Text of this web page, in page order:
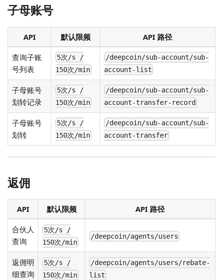
子母账号
API 默认限频 API 路径
查询子账
号列表
5次/s /
150次/min
/deepcoin/sub-account/sub-
account-list
子母账号
划转记录
5次/s /
150次/min
/deepcoin/sub-account/sub-
account-transfer-record
子母账号
划转
5次/s /
150次/min
/deepcoin/sub-account/sub-
account-transfer
返佣
API 默认限频 API 路径
合伙人
查询
5次/s /
150次/min
/deepcoin/agents/users
返佣明
细查询
5次/s /
150次/min
/deepcoin/agents/users/rebate-
list